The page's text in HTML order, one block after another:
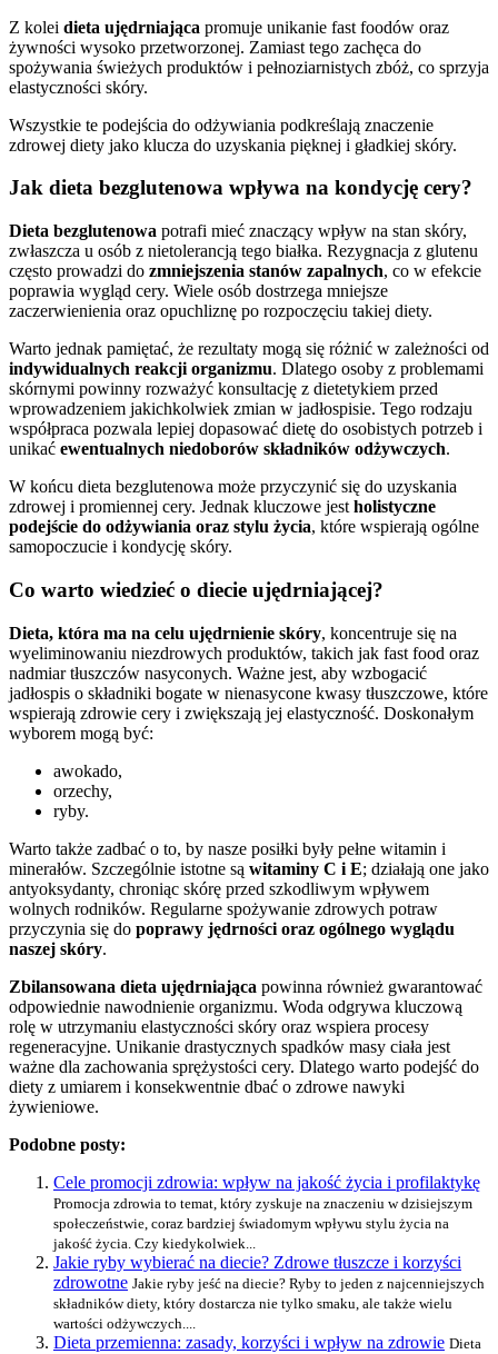
Z kolei dieta ujędrniająca promuje unikanie fast foodów oraz
żywności wysoko przetworzonej. Zamiast tego zachęca do
spożywania świeżych produktów i pełnoziarnistych zbóż, co sprzyja
elastyczności skóry.
Wszystkie te podejścia do odżywiania podkreślają znaczenie
zdrowej diety jako klucza do uzyskania pięknej i gładkiej skóry.
Jak dieta bezglutenowa wpływa na kondycję cery?
Dieta bezglutenowa potrafi mieć znaczący wpływ na stan skóry,
zwłaszcza u osób z nietolerancją tego białka. Rezygnacja z glutenu
często prowadzi do zmniejszenia stanów zapalnych, co w efekcie
poprawia wygląd cery. Wiele osób dostrzega mniejsze
zaczerwienienia oraz opuchliznę po rozpoczęciu takiej diety.
Warto jednak pamiętać, że rezultaty mogą się różnić w zależności od
indywidualnych reakcji organizmu. Dlatego osoby z problemami
skórnymi powinny rozważyć konsultację z dietetykiem przed
wprowadzeniem jakichkolwiek zmian w jadłospisie. Tego rodzaju
współpraca pozwala lepiej dopasować dietę do osobistych potrzeb i
unikać ewentualnych niedoborów składników odżywczych.
W końcu dieta bezglutenowa może przyczynić się do uzyskania
zdrowej i promiennej cery. Jednak kluczowe jest holistyczne
podejście do odżywiania oraz stylu życia, które wspierają ogólne
samopoczucie i kondycję skóry.
Co warto wiedzieć o diecie ujędrniającej?
Dieta, która ma na celu ujędrnienie skóry, koncentruje się na
wyeliminowaniu niezdrowych produktów, takich jak fast food oraz
nadmiar tłuszczów nasyconych. Ważne jest, aby wzbogacić
jadłospis o składniki bogate w nienasycone kwasy tłuszczowe, które
wspierają zdrowie cery i zwiększają jej elastyczność. Doskonałym
wyborem mogą być:
awokado,
orzechy,
ryby.
Warto także zadbać o to, by nasze posiłki były pełne witamin i
minerałów. Szczególnie istotne są witaminy C i E; działają one jako
antyoksydanty, chroniąc skórę przed szkodliwym wpływem
wolnych rodników. Regularne spożywanie zdrowych potraw
przyczynia się do poprawy jędrności oraz ogólnego wyglądu
naszej skóry.
Zbilansowana dieta ujędrniająca powinna również gwarantować
odpowiednie nawodnienie organizmu. Woda odgrywa kluczową
rolę w utrzymaniu elastyczności skóry oraz wspiera procesy
regeneracyjne. Unikanie drastycznych spadków masy ciała jest
ważne dla zachowania sprężystości cery. Dlatego warto podejść do
diety z umiarem i konsekwentnie dbać o zdrowe nawyki
żywieniowe.
Podobne posty:
Cele promocji zdrowia: wpływ na jakość życia i profilaktykę
Promocja zdrowia to temat, który zyskuje na znaczeniu w dzisiejszym
społeczeństwie, coraz bardziej świadomym wpływu stylu życia na
jakość życia. Czy kiedykolwiek...
Jakie ryby wybierać na diecie? Zdrowe tłuszcze i korzyści
zdrowotne Jakie ryby jeść na diecie? Ryby to jeden z najcenniejszych
składników diety, który dostarcza nie tylko smaku, ale także wielu
wartości odżywczych....
Dieta przemienna: zasady, korzyści i wpływ na zdrowie Dieta